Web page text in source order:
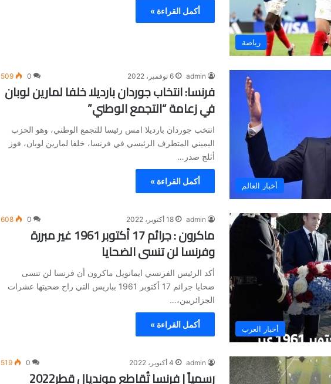
رياضة
أكمل القراءة »
أخبار العالم
admin 6 نوفمبر، 2022 0
509
فرنسا: انتخاب جوردان بارديلا خلفا لمارين لوبان
في زعامة “التجمع الوطني”
انتخب جوردان بارديلا امس رئيسا للتجمع الوطني، وهو الحزب
اليميني المتطرف الرئيسي في فرنسا، خلفا لمارين لوبان، فوز
أثلج صدر…
أكمل القراءة »
أخبار العرب
admin 18 أكتوبر، 2022 0
608
ماكرون : جرائم 17 أكتوبر 1961 غير مبررة
وفرنسا لن تنسى الضحايا
أكد الرئيس الفرنسي ايمانويل ماكرون أن فرنسا لن تنسى
ضحايا جرائم 17 أكتوبر 1961 بباريس التي راح ضحيتها عشرات
الجزائريين،…
أكمل القراءة »
admin 4 أكتوبر، 2022 0
519
رسمياً | فرنسا تُقاطع مونديال قطر2022